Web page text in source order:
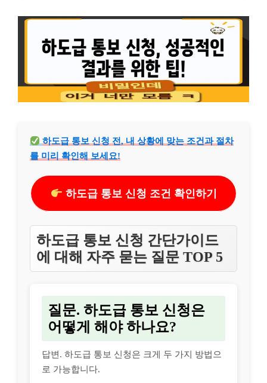
하도급 통보 신청 전, 내 상황에 맞는 조건과 절차
를 미리 확인해 보세요!
하도급 통보 신청 조건 확인하기
하도급 통보 신청 간단가이드
에 대해 자주 묻는 질문 TOP 5
질문. 하도급 통보 신청은
어떻게 해야 하나요?
답변. 하도급 통보 신청은 크게 두 가지 방법으
로 가능합니다.